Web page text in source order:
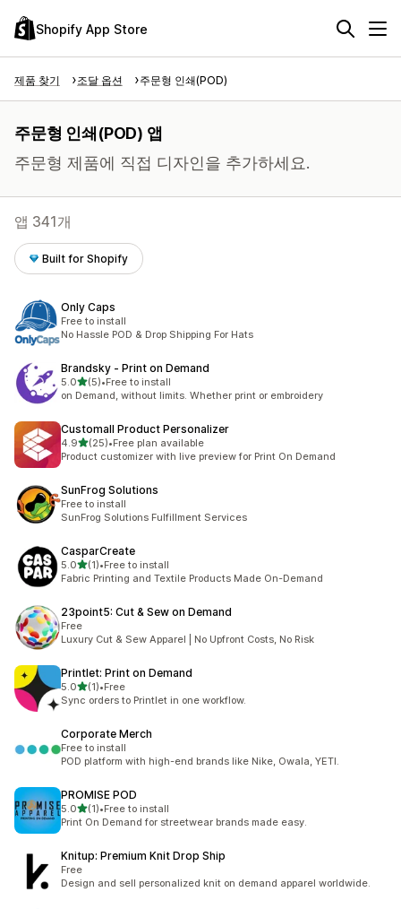
Shopify App Store
제품 찾기 조달 옵션 주문형 인쇄(POD)
주문형 인쇄(POD) 앱
주문형 제품에 직접 디자인을 추가하세요.
앱 341개
Built for Shopify
Only Caps
Free to install
No Hassle POD & Drop Shipping For Hats
Brandsky ‑ Print on Demand
5.0별 5개 중
(5)
총 리뷰 5개
•Free to install
on Demand, without limits. Whether print or embroidery
Customall Product Personalizer
4.9별 5개 중
(25)
총 리뷰 25개
•Free plan available
Product customizer with live preview for Print On Demand
SunFrog Solutions
Free to install
SunFrog Solutions Fulfillment Services
CasparCreate
5.0별 5개 중
(1)
총 리뷰 1개
•Free to install
Fabric Printing and Textile Products Made On-Demand
23point5: Cut & Sew on Demand
Free
Luxury Cut & Sew Apparel | No Upfront Costs, No Risk
Printlet: Print on Demand
5.0별 5개 중
(1)
총 리뷰 1개
•Free
Sync orders to Printlet in one workflow.
Corporate Merch
Free to install
POD platform with high-end brands like Nike, Owala, YETI.
PROMISE POD
5.0별 5개 중
(1)
총 리뷰 1개
•Free to install
Print On Demand for streetwear brands made easy.
Knitup: Premium Knit Drop Ship
Free
Design and sell personalized knit on demand apparel worldwide.